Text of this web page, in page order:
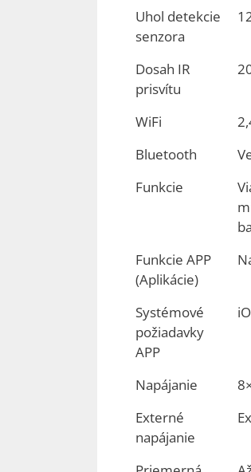
Uhol detekcie
senzora
Dosah IR
prisvítu
WiFi
Bluetooth
Funkcie
Funkcie APP
(Aplikácie)
Systémové
požiadavky
APP
Napájanie
Externé
napájanie